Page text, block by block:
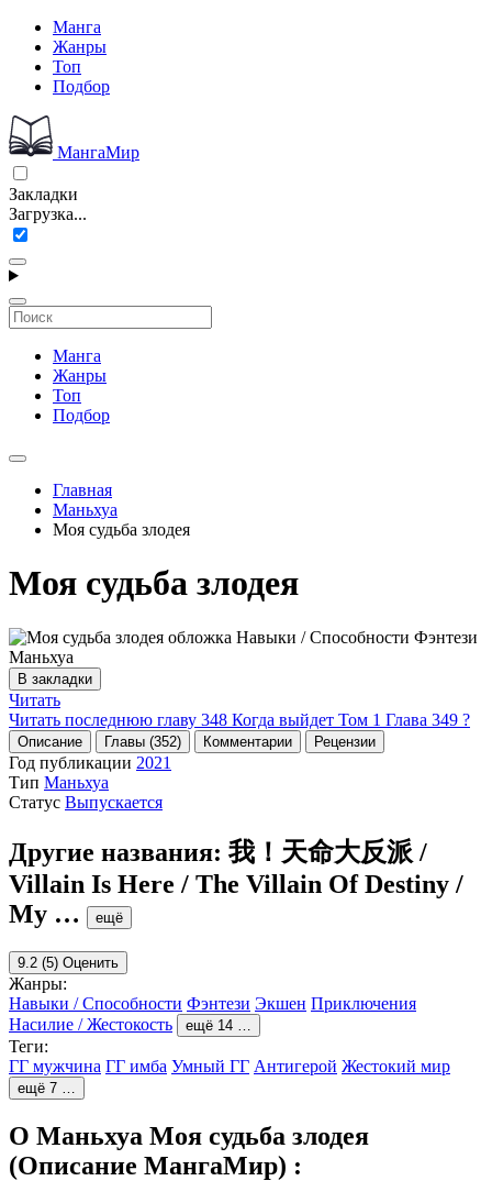
Манга
Жанры
Топ
Подбор
МангаМир
Закладки
Загрузка...
Манга
Жанры
Топ
Подбор
Главная
Маньхуа
Моя судьба злодея
Моя судьба злодея
В закладки
Читать
Читать последнюю главу 348 Когда выйдет Том 1 Глава 349 ?
Описание Главы (352) Комментарии Рецензии
Год публикации 2021
Тип Маньхуа
Статус Выпускается
Другие названия: 我！天命大反派 /
Villain Is Here / The Villain Of Destiny /
My … ещё
9.2 (5) Оценить
Жанры:
Навыки / Способности Фэнтези Экшен Приключения
Насилие / Жестокость
ещё 14 …
Теги:
ГГ мужчина ГГ имба Умный ГГ Антигерой Жестокий мир
ещё 7 …
О Маньхуа Моя судьба злодея
(Описание МангаМир) :